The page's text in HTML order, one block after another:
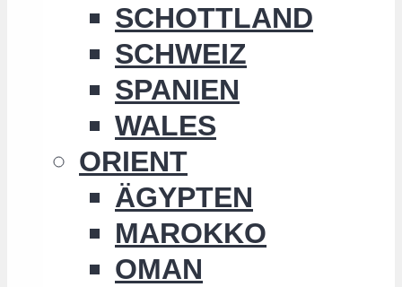
SCHOTTLAND
SCHWEIZ
SPANIEN
WALES
ORIENT
ÄGYPTEN
MAROKKO
OMAN